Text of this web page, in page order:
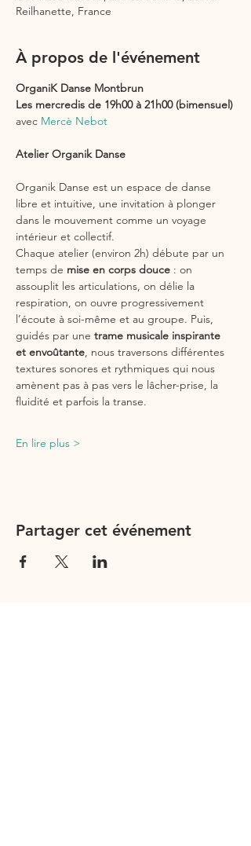
Reilhanette, France
À propos de l'événement
OrganiK Danse Montbrun
Les mercredis de 19h00 à 21h00 (bimensuel)
avec Mercè Nebot
Atelier Organik Danse
Organik Danse est un espace de danse
libre et intuitive, une invitation à plonger
dans le mouvement comme un voyage
intérieur et collectif.
Chaque atelier (environ 2h) débute par un
temps de mise en corps douce : on
assouplit les articulations, on délie la
respiration, on ouvre progressivement
l’écoute à soi-même et au groupe. Puis,
guidés par une trame musicale inspirante
et envoûtante, nous traversons différentes
textures sonores et rythmiques qui nous
amènent pas à pas vers le lâcher-prise, la
fluidité et parfois la transe.
En lire plus >
Partager cet événement